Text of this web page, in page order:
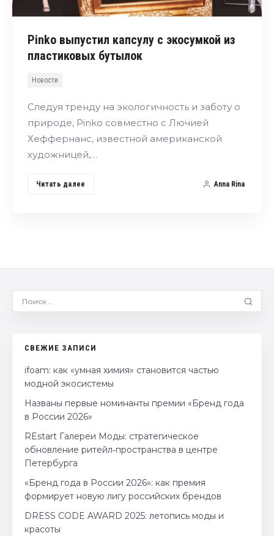
Pinko выпустил капсулу с экосумкой из
пластиковых бутылок
Новости
Следуя тренду на экологичность и заботу о
природе, Pinko совместно с Лючией
Хеффернанс, известной американской
художницей,…
Читать далее Anna Rina
СВЕЖИЕ ЗАПИСИ
ifoam: как «умная химия» становится частью
модной экосистемы
Названы первые номинанты премии «Бренд года
в России 2026»
REstart Галереи Моды: стратегическое
обновление ритейл‑пространства в центре
Петербурга
«Бренд года в России 2026»: как премия
формирует новую лигу российских брендов
DRESS CODE AWARD 2025: летопись моды и
красоты